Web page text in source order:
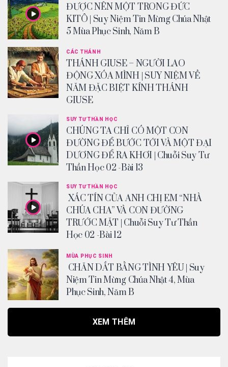
ĐƯỢC NÊN MỘT TRONG ĐỨC
KITÔ | Suy Niệm Tin Mừng Chúa Nhật
5 Mùa Phục Sinh, Năm B
CÁC THÁNH
THÁNH GIUSE – NGƯỜI LAO
ĐỘNG XÓA MÌNH | SUY NIỆM VỀ
NĂM ĐẶC BIỆT KÍNH THÁNH
GIUSE
SUY TƯ THẦN HỌC
CHÚNG TA CHỈ CÓ MỘT CON
ĐƯỜNG ĐỂ BƯỚC TỚI VÀ MỘT ĐẠI
DƯƠNG ĐỂ RA KHƠI | Chuỗi Suy Tư
Thần Học 02 -Bài 13
SUY TƯ THẦN HỌC
XÁC TÍN CỦA ANH CHỊ EM “NHÀ
CHÚA CHA” VÀ CON ĐƯỜNG
TRƯỚC MẶT | Chuỗi Suy Tư Thần
Học 02 -Bài 12
MÙA PHỤC SINH
CHĂN DẮT BẰNG TÌNH YÊU | Suy
Niệm Tin Mừng Chúa Nhật 4, Mùa
Phục Sinh, Năm B
XEM THÊM